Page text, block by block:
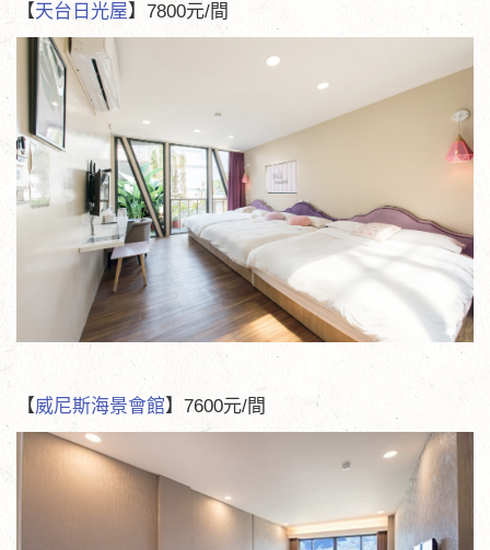
【天台日光屋】7800元/間
【威尼斯海景會館】7600元/間